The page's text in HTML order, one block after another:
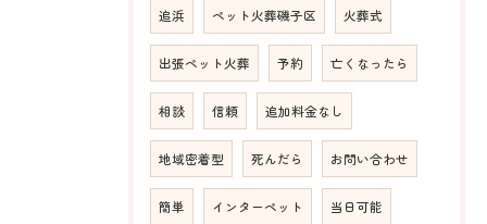
追浜 ペット火葬磯子区 火葬式
出張ペット火葬 予約 亡くなったら
相談 信頼 追加料金なし
地域密着型 死んだら お問い合わせ
簡単 インターペット 当日可能